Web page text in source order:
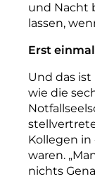
und Nacht
lassen,
Erst einmal
Und das ist
wie die
Kollegen in
waren.
nichts